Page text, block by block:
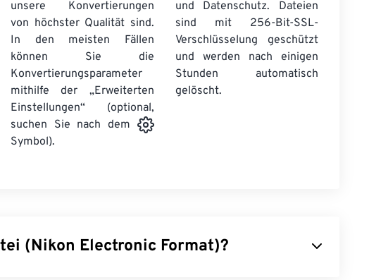
unsere Konvertierungen
von höchster Qualität sind.
In den meisten Fällen
können Sie die
Konvertierungsparameter
mithilfe der „Erweiterten
Einstellungen“ (optional,
suchen Sie nach dem
Symbol).
und Datenschutz. Dateien
sind mit 256-Bit-SSL-
Verschlüsselung geschützt
und werden nach einigen
Stunden automatisch
gelöscht.
(Nikon Electronic Format)?